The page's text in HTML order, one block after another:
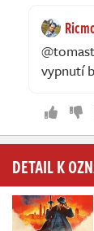
vypnutí
DETAIL K